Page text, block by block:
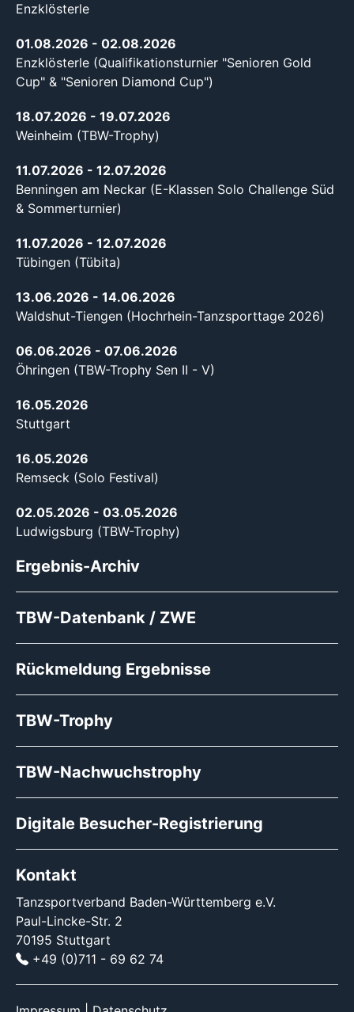
Enzklösterle
01.08.2026 - 02.08.2026
Enzklösterle (Qualifikationsturnier "Senioren Gold
Cup" & "Senioren Diamond Cup")
18.07.2026 - 19.07.2026
Weinheim (TBW-Trophy)
11.07.2026 - 12.07.2026
Benningen am Neckar (E-Klassen Solo Challenge Süd
& Sommerturnier)
11.07.2026 - 12.07.2026
Tübingen (Tübita)
13.06.2026 - 14.06.2026
Waldshut-Tiengen (Hochrhein-Tanzsporttage 2026)
06.06.2026 - 07.06.2026
Öhringen (TBW-Trophy Sen II - V)
16.05.2026
Stuttgart
16.05.2026
Remseck (Solo Festival)
02.05.2026 - 03.05.2026
Ludwigsburg (TBW-Trophy)
Ergebnis-Archiv
TBW-Datenbank / ZWE
Rückmeldung Ergebnisse
TBW-Trophy
TBW-Nachwuchstrophy
Digitale Besucher-Registrierung
Kontakt
Tanzsportverband Baden-Württemberg e.V.
Paul-Lincke-Str. 2
70195 Stuttgart
+49 (0)711 - 69 62 74